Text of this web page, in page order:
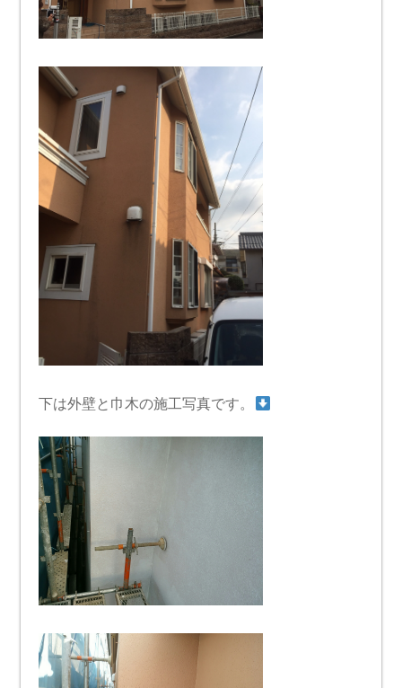
下は外壁と巾木の施工写真です。